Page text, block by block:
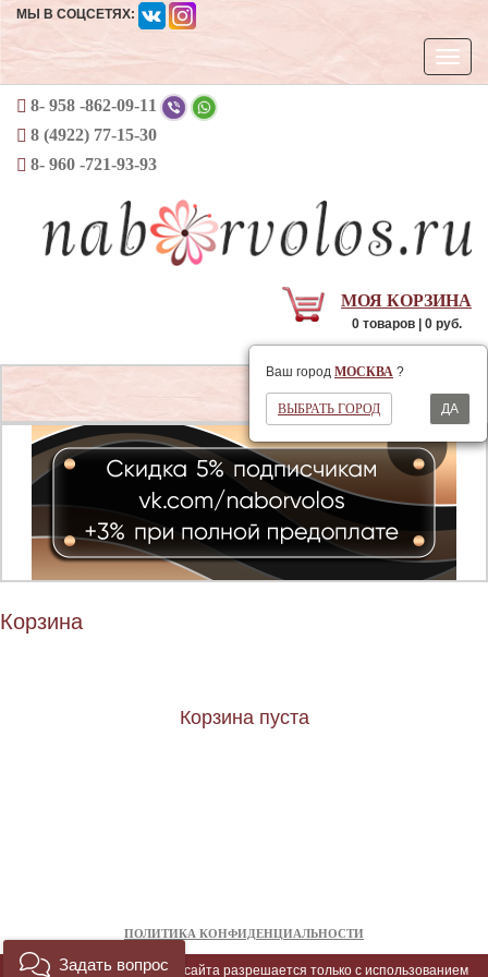
МЫ В СОЦСЕТЯХ:
8- 958 -862-09-11
8 (4922) 77-15-30
8- 960 -721-93-93
МОЯ КОРЗИНА
0 товаров | 0 руб.
Ваш город МОСКВА ?
ВЫБРАТЬ ГОРОД ДА
Открыть
Корзина
Корзина пуста
ПОЛИТИКА КОНФИДЕНЦИАЛЬНОСТИ
Копирование материалов сайта разрешается только с использованием
Задать вопрос